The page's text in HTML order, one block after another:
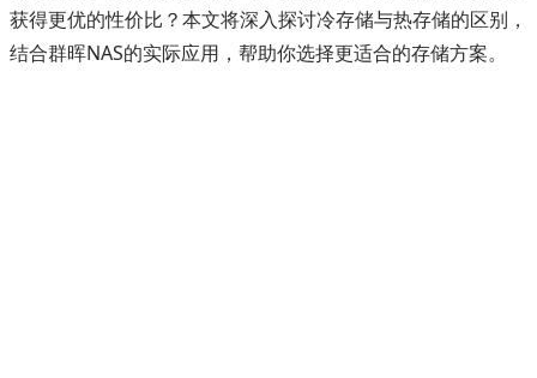
获得更优的性价比？本文将深入探讨冷存储与热存储的区别，
结合群晖NAS的实际应用，帮助你选择更适合的存储方案。